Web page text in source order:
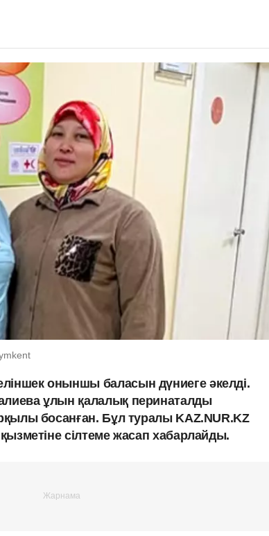
оныншы баласын дүниеге әкелді.
ұлын қалалық перинаталды
босанған. Бұл туралы KAZ.NUR.KZ
қызметіне сілтеме жасап хабарлайды.